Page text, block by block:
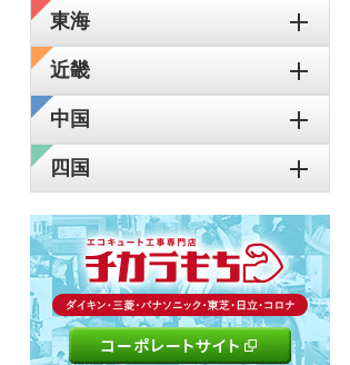
東海
近畿
中国
四国